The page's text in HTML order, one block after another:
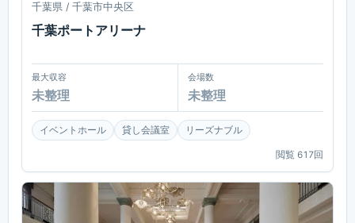
千葉県 / 千葉市中央区
千葉ポートアリーナ
最大収容
未整理
会場数
未整理
イベントホール 貸し会議室 リーズナブル
閲覧 617回